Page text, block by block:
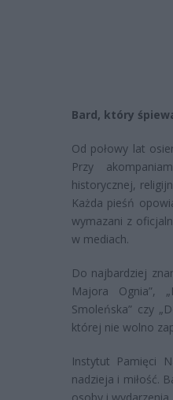
Bard, który
Od połowy lat
Przy
historycznej,
Każda pieśń
wymazani z
w mediach.
Do najbardziej
Majora Ognia”,
Smoleńska” czy
której nie wolno
Instytut Pamięci
nadzieja i miłość.